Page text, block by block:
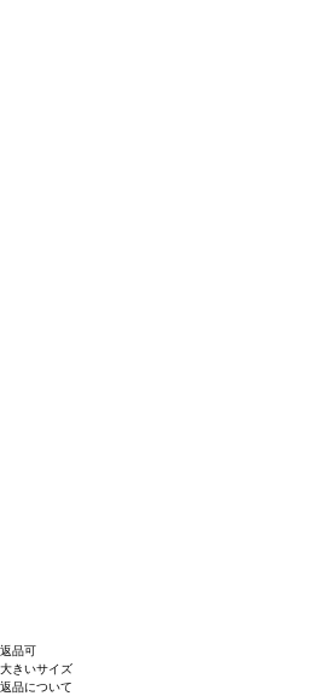
返品可
大きいサイズ
返品について